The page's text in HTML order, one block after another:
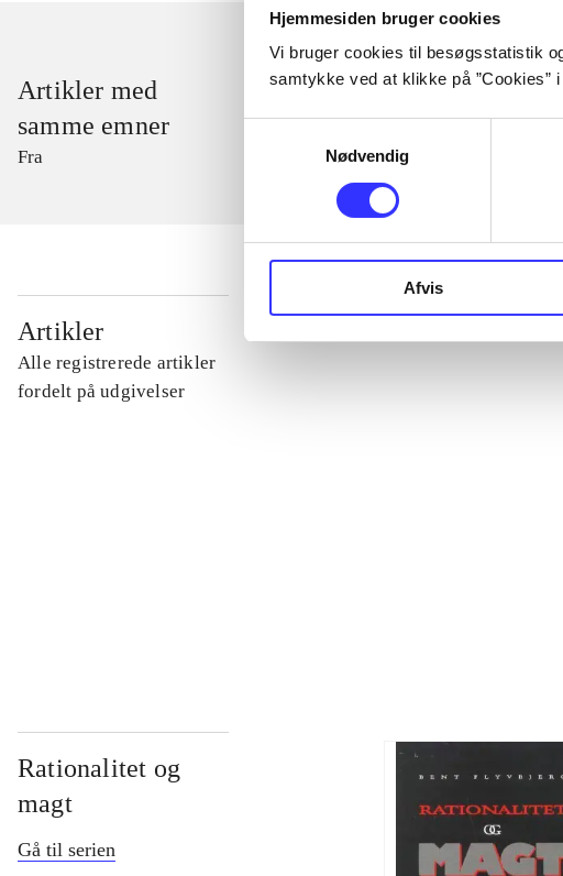
Hjemmesiden bruger cookies
Vi bruger cookies til besøgsstatistik
samtykke ved at klikke på ”Cookies”
Nødvendig
Afvis
Artikler med
samme emner
Fra
Artikler
Alle registrerede artikler
fordelt på udgivelser
...
Rationalitet og
magt
Gå til serien